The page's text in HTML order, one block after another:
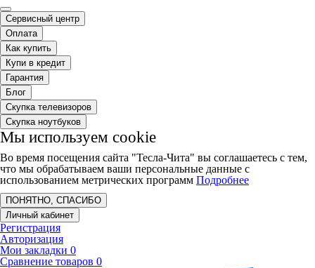
Сервисный центр
Оплата
Как купить
Купи в кредит
Гарантия
Блог
Скупка телевизоров
Скупка ноутбуков
Мы используем cookie
Во время посещения сайта "Тесла-Чита" вы соглашаетесь с тем,
что мы обрабатываем ваши персональные данные с
использованием метрических программ Подробнее
ПОНЯТНО, СПАСИБО
Личный кабинет
Регистрация
Авторизация
Мои закладки 0
Сравнение товаров 0